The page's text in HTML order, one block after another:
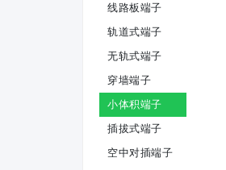
线路板端子
轨道式端子
无轨式端子
穿墙端子
小体积端子
插拔式端子
空中对插端子